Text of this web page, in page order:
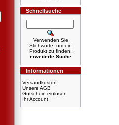
Schnellsuche
Verwenden Sie
Stichworte, um ein
Produkt zu finden.
erweiterte Suche
Informationen
Versandkosten
Unsere AGB
Gutschein einlösen
Ihr Account